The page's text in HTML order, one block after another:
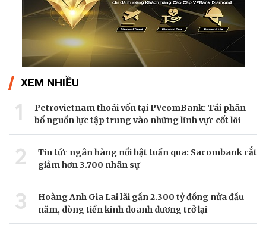
XEM NHIỀU
1
Petrovietnam thoái vốn tại PVcomBank: Tái phân
bổ nguồn lực tập trung vào những lĩnh vực cốt lõi
2
Tin tức ngân hàng nổi bật tuần qua: Sacombank cắt
giảm hơn 3.700 nhân sự
3
Hoàng Anh Gia Lai lãi gần 2.300 tỷ đồng nửa đầu
năm, dòng tiền kinh doanh dương trở lại